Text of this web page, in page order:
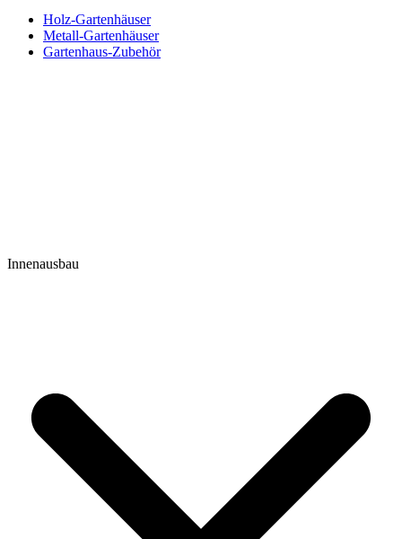
Holz-Gartenhäuser
Metall-Gartenhäuser
Gartenhaus-Zubehör
Innenausbau